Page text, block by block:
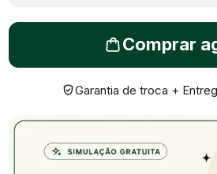
Comprar
Garantia de troca +